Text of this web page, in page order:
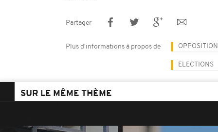
Partager
Plus d'informations à propos de OPPOSITION
ELECTIONS
SUR LE MÊME THÈME